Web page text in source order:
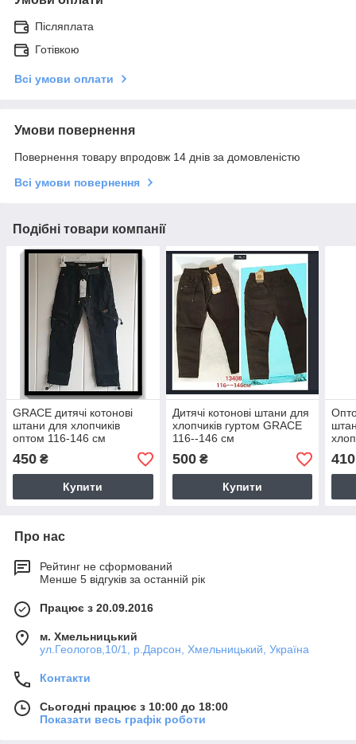
Післяплата
Готівкою
Всі умови оплати
Умови повернення
Повернення товару впродовж 14 днів за домовленістю
Всі умови повернення
Подібні товари компанії
GRACE дитячі котонові
штани для хлопчиків
оптом 116-146 см
450 ₴
Купити
Дитячі котонові штани для
хлопчиків гуртом GRACE
116--146 см
500₴
Купити
см
410
Про нас
Рейтинг не сформований
Менше 5 відгуків за останній рік
Працює з 20.09.2016
м. Хмельницький
ул.Геологов,10/1, р.Дарсон, Хмельницький, Україна
Контакти
Сьогодні працює з 10:00 до 18:00
Показати весь графік роботи